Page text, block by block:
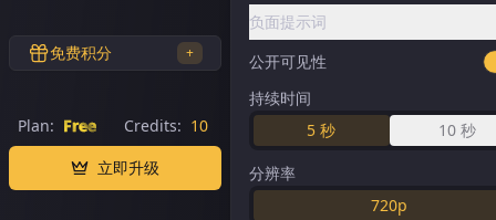
免费积分 +
Plan: Free Credits: 10
立即升级
负面提示词
公开可见性
持续时间
5 秒 10 秒
分辨率
720p